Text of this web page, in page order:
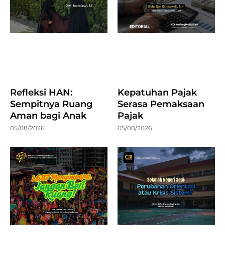
Refleksi HAN:
Sempitnya Ruang
Aman bagi Anak
05/08/2026
Kepatuhan Pajak
Serasa Pemaksaan
Pajak
05/08/2026